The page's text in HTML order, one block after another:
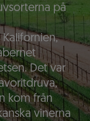
på
Det var
kom från
vinerna